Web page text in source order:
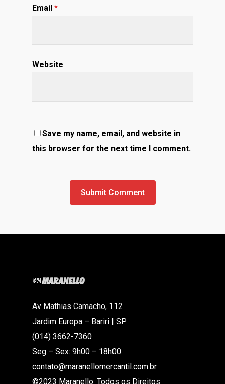
Email *
Website
Save my name, email, and website in
this browser for the next time I comment.
Av Mathias Camacho, 112
Jardim Europa – Bariri | SP
(014) 3662-7360
Seg – Sex: 9h00 – 18h00
contato@maranellomercantil.com.br
©2023 Maranello. Todos os Direitos